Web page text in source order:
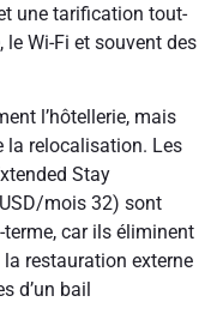
une tarification tout-
le Wi-Fi et souvent des
l’hôtellerie, mais
la relocalisation. Les
Stay
mois 32) sont
car ils éliminent
restauration externe
d’un bail